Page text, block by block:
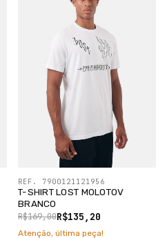
T-SHIRT LOST MOLOTOV
BRANCO
R$135,20
R$169,00
REF. 7900121121956
Atenção, última peça!